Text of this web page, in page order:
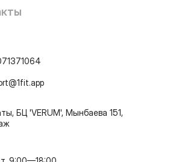
БЦ 'VERUM', Мынбаева 151,